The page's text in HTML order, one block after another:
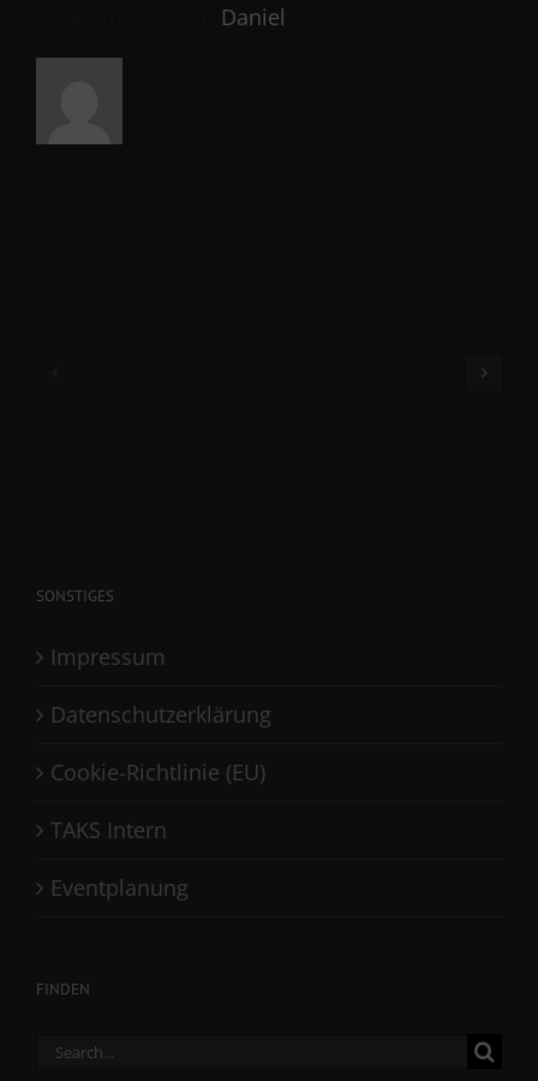
Daniel
SONSTIGES
Impressum
Datenschutzerklärung
Cookie-Richtlinie (EU)
TAKS Intern
Eventplanung
FINDEN
Search